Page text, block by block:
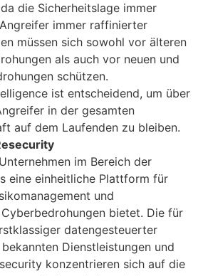
die Sicherheitslage immer
immer raffinierter
müssen sich sowohl vor älteren
als auch vor neuen und
schützen.
ist entscheidend, um über
in der gesamten
auf dem Laufenden zu bleiben.
im Bereich der
eine einheitliche Plattform für
und
bietet. Die für
datengesteuerter
Dienstleistungen und
konzentrieren sich auf die